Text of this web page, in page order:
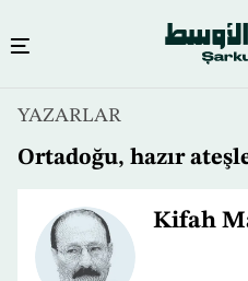
YAZARLAR
Ortadoğu, hazır
Kifah